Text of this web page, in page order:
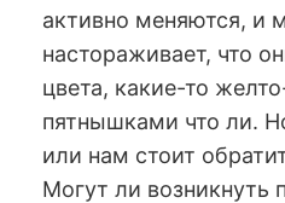
активно меняются, и
настораживает, что
цвета, какие-то
пятнышками что ли.
или нам стоит
Могут ли возникнуть